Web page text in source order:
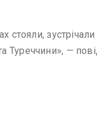
стояли,
—